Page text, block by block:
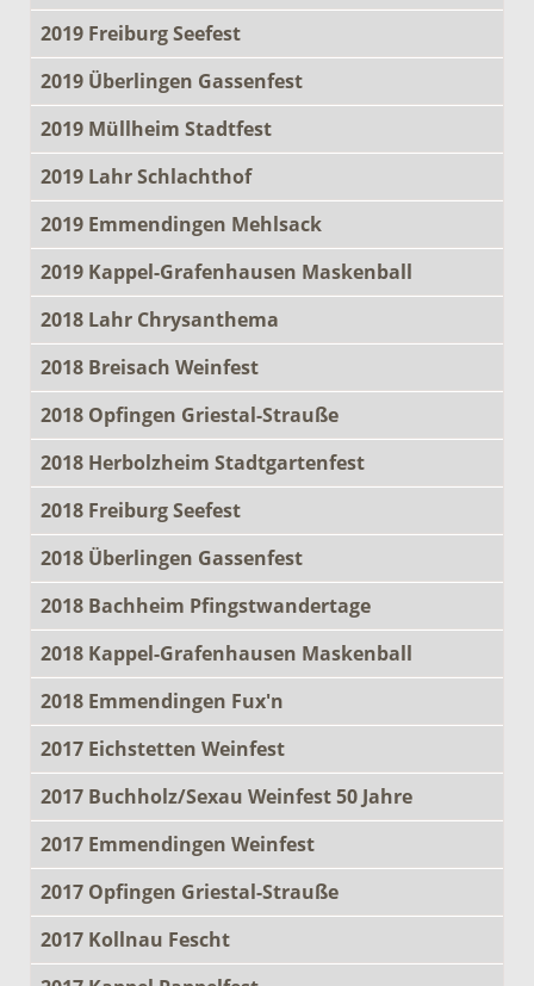
2019 Freiburg Seefest
2019 Überlingen Gassenfest
2019 Müllheim Stadtfest
2019 Lahr Schlachthof
2019 Emmendingen Mehlsack
2019 Kappel-Grafenhausen Maskenball
2018 Lahr Chrysanthema
2018 Breisach Weinfest
2018 Opfingen Griestal-Strauße
2018 Herbolzheim Stadtgartenfest
2018 Freiburg Seefest
2018 Überlingen Gassenfest
2018 Bachheim Pfingstwandertage
2018 Kappel-Grafenhausen Maskenball
2018 Emmendingen Fux'n
2017 Eichstetten Weinfest
2017 Buchholz/Sexau Weinfest 50 Jahre
2017 Emmendingen Weinfest
2017 Opfingen Griestal-Strauße
2017 Kollnau Fescht